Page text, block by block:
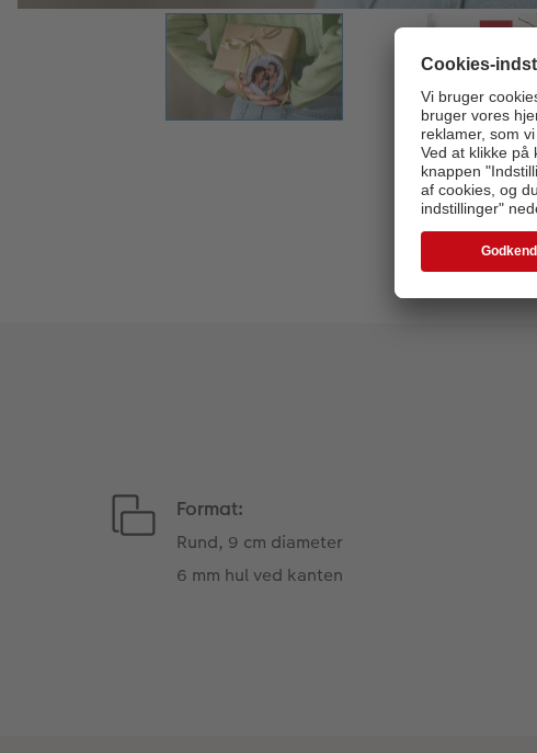
Format:
Rund, 9 cm diameter
6 mm hul ved kanten